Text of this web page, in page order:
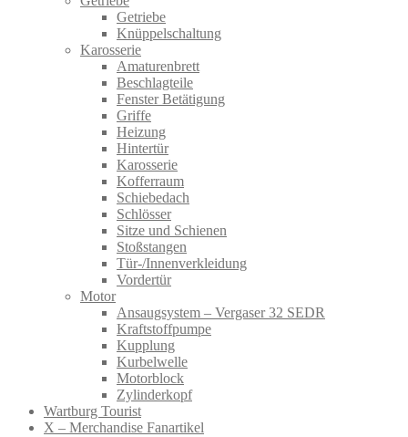
Getriebe
Knüppelschaltung
Karosserie
Amaturenbrett
Beschlagteile
Fenster Betätigung
Griffe
Heizung
Hintertür
Karosserie
Kofferraum
Schiebedach
Schlösser
Sitze und Schienen
Stoßstangen
Tür-/Innenverkleidung
Vordertür
Motor
Ansaugsystem – Vergaser 32 SEDR
Kraftstoffpumpe
Kupplung
Kurbelwelle
Motorblock
Zylinderkopf
Wartburg Tourist
X – Merchandise Fanartikel